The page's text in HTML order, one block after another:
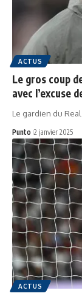
ACTUS
Le gros coup
avec l’excuse
Le gardien du
Punto 2 janvier 2025
ACTUS